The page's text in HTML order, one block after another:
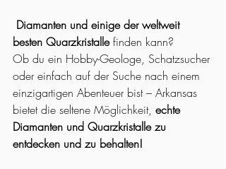
Diamanten und einige der weltweit
besten Quarzkristalle finden kann?
Ob du ein Hobby-Geologe, Schatzsucher
oder einfach auf der Suche nach einem
einzigartigen Abenteuer bist – Arkansas
bietet die seltene Möglichkeit, echte
Diamanten und Quarzkristalle zu
entdecken und zu behalten!